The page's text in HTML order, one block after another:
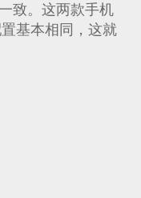
致。这两款手机
基本相同，这就